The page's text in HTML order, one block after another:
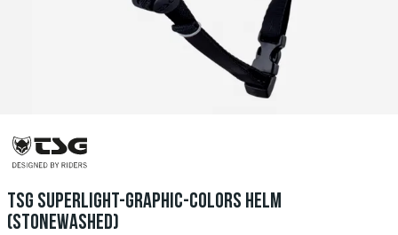
TSG SUPERLIGHT-GRAPHIC-COLORS HELM
(STONEWASHED)